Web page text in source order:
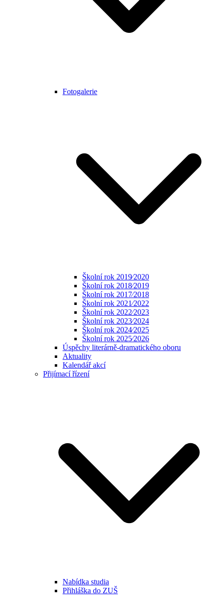
Fotogalerie
Školní rok 2019⁄2020
Školní rok 2018⁄2019
Školní rok 2017⁄2018
Školní rok 2021⁄2022
Školní rok 2022⁄2023
Školní rok 2023⁄2024
Školní rok 2024⁄2025
Školní rok 2025⁄2026
Úspěchy literárně-dramatického oboru
Aktuality
Kalendář akcí
Přijímací řízení
Nabídka studia
Přihláška do ZUŠ